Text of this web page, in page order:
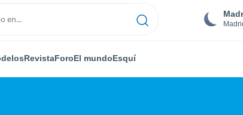
RevistaForoEl mundoEsquí